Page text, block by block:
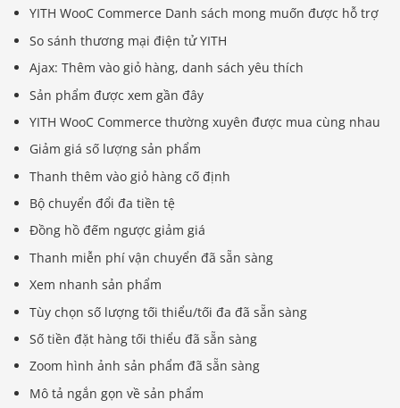
YITH WooC Commerce Danh sách mong muốn được hỗ trợ
So sánh thương mại điện tử YITH
Ajax: Thêm vào giỏ hàng, danh sách yêu thích
Sản phẩm được xem gần đây
YITH WooC Commerce thường xuyên được mua cùng nhau
Giảm giá số lượng sản phẩm
Thanh thêm vào giỏ hàng cố định
Bộ chuyển đổi đa tiền tệ
Đồng hồ đếm ngược giảm giá
Thanh miễn phí vận chuyển đã sẵn sàng
Xem nhanh sản phẩm
Tùy chọn số lượng tối thiểu/tối đa đã sẵn sàng
Số tiền đặt hàng tối thiểu đã sẵn sàng
Zoom hình ảnh sản phẩm đã sẵn sàng
Mô tả ngắn gọn về sản phẩm